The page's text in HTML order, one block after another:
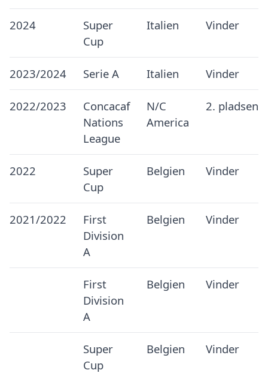
2024
Super
Cup
Italien Vinder
2023/2024 Serie A Italien Vinder
2022/2023
Concacaf
Nations
League
N/C
America
2. pladsen
2022
Super
Cup
Belgien Vinder
2021/2022
First
Division
A
Belgien Vinder
First
Division
A
Belgien Vinder
Super
Cup
Belgien Vinder